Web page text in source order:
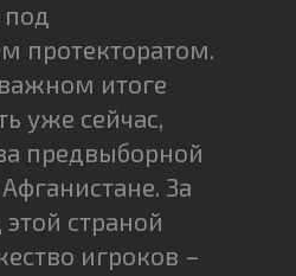
протекторатом.
итоге
уже сейчас,
предвыборной
За
страной
игроков –